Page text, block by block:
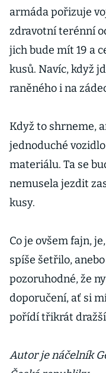
armáda pořizuje
zdravotní terénní
jich bude mít 19 a
kusů. Navíc, když
raněného i na
Když to shrneme,
jednoduché
materiálu. Ta se
nemusela jezdit
kusy.
Co je ovšem fajn,
spíše šetřilo,
pozoruhodné, že
doporučení, ať si
pořídí třikrát dražší
Autor je náčelník